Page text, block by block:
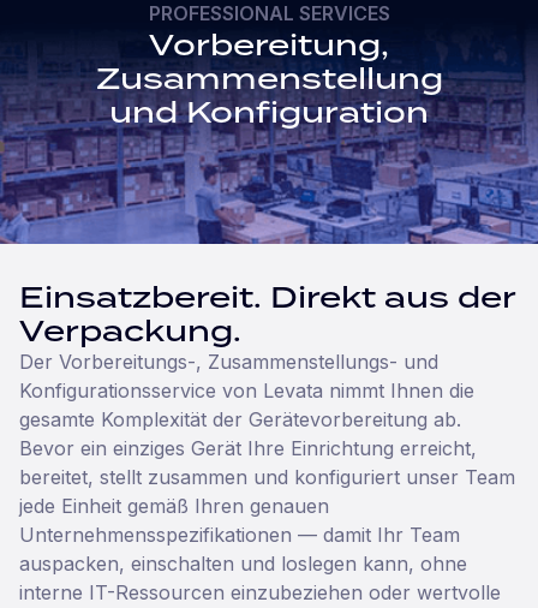
PROFESSIONAL SERVICES
Vorbereitung,
Zusammenstellung
und Konfiguration
Einsatzbereit. Direkt aus der
Verpackung.
Der Vorbereitungs-, Zusammenstellungs- und
Konfigurationsservice von Levata nimmt Ihnen die
gesamte Komplexität der Gerätevorbereitung ab.
Bevor ein einziges Gerät Ihre Einrichtung erreicht,
bereitet, stellt zusammen und konfiguriert unser Team
jede Einheit gemäß Ihren genauen
Unternehmensspezifikationen — damit Ihr Team
auspacken, einschalten und loslegen kann, ohne
interne IT-Ressourcen einzubeziehen oder wertvolle